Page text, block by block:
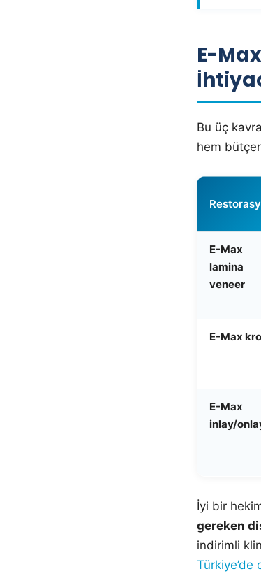
E-
Bu üç
hem
E-Max
lamina
veneer
E-Max
E-Max
inlay/
İyi bir
gereken
indirimli